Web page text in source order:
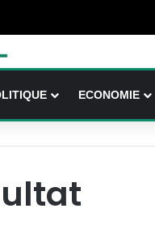
ECONOMIE